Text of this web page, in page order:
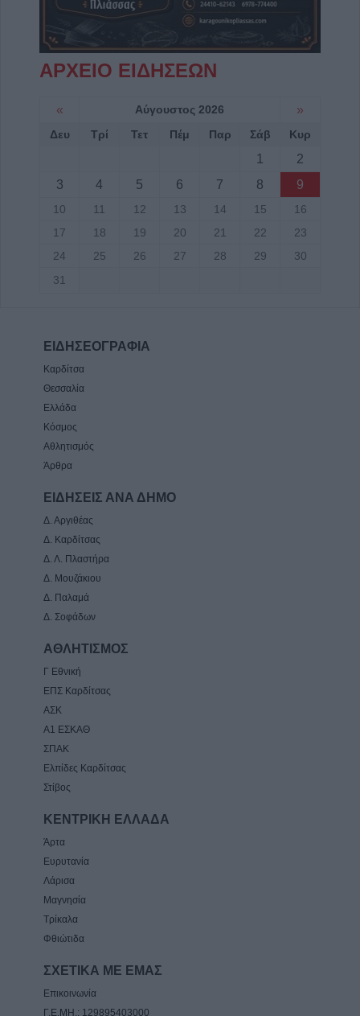
ΑΡΧΕΙΟ ΕΙΔΗΣΕΩΝ
« Αύγουστος 2026 »
Δευ Τρί Τετ Πέμ Παρ Σάβ Κυρ
1
2
3
4 5 6 7 8 9
10 11 12 13 14 15
16
17
18 19 20 21 22
23
24
25 26 27 28 29
30
31
ΕΙΔΗΣΕΟΓΡΑΦΙΑ
Καρδίτσα
Θεσσαλία
Ελλάδα
Κόσμος
Αθλητισμός
Άρθρα
ΕΙΔΗΣΕΙΣ ΑΝΑ ΔΗΜΟ
Δ. Αργιθέας
Δ. Καρδίτσας
Δ. Λ. Πλαστήρα
Δ. Μουζάκιου
Δ. Παλαμά
Δ. Σοφάδων
ΑΘΛΗΤΙΣΜΟΣ
Γ Εθνική
ΕΠΣ Καρδίτσας
ΑΣΚ
Α1 ΕΣΚΑΘ
ΣΠΑΚ
Ελπίδες Καρδίτσας
Στίβος
ΚΕΝΤΡΙΚΗ ΕΛΛΑΔΑ
Άρτα
Ευρυτανία
Λάρισα
Μαγνησία
Τρίκαλα
Φθιώτιδα
ΣΧΕΤΙΚΑ ΜΕ ΕΜΑΣ
Επικοινωνία
Γ.Ε.ΜΗ.: 129895403000